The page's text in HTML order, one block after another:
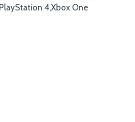
4,Xbox One